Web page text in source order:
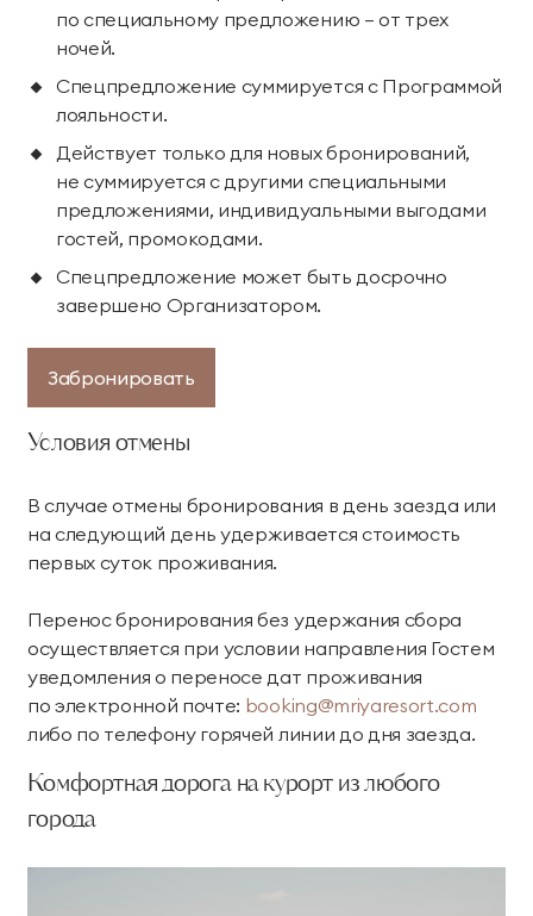
по специальному предложению — от трех
ночей.
Спецпредложение суммируется с Программой
лояльности.
Действует только для новых бронирований,
не суммируется с другими специальными
предложениями, индивидуальными выгодами
гостей, промокодами.
Спецпредложение может быть досрочно
завершено Организатором.
Забронировать
Условия отмены
В случае отмены бронирования в день заезда или
на следующий день удерживается стоимость
первых суток проживания.
Перенос бронирования без удержания сбора
осуществляется при условии направления Гостем
уведомления о переносе дат проживания
по электронной почте: booking@mriyaresort.com
либо по телефону горячей линии до дня заезда.
Комфортная дорога на курорт из любого
города